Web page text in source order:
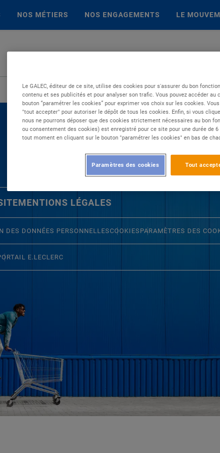
NOS MÉTIERS NOS ENGAGEMENTS LE
MENTIONS LÉGALES
DES DONNÉES PERSONNELLESCOOKIES PARAMÈTRES DES
E.LECLERC
Le GALEC, éditeur de ce site, utilise des cookies pour s'assurer du bon
contenu et ses publicités et pour analyser son trafic. Vous pouvez accéder
bouton “paramétrer les cookies” pour exprimer vos choix sur les cookies.
"tout accepter" pour autoriser le dépôt de tous les cookies. Enfin, si vous
nous ne pourrons déposer que des cookies strictement nécessaires au bon
ou consentement des cookies) est enregistré pour ce site pour une durée de
tout moment en cliquant sur le bouton "paramétrer les cookies" en bas de
Tout
Paramètres des cookies